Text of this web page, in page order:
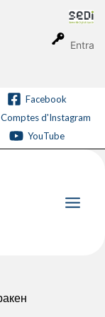
Entra
Facebook
Comptes d'Instagram
YouTube